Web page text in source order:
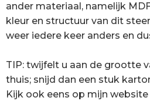
ander materiaal, namelijk
kleur en structuur van dit
weer iedere keer anders en
TIP: twijfelt u aan de grootte
thuis; snijd dan een stuk
Kijk ook eens op mijn